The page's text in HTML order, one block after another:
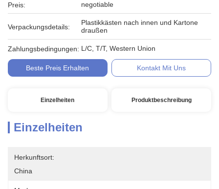
Preis: negotiable
Verpackungsdetails:
Plastikkästen nach innen und Kartone
draußen
Zahlungsbedingungen: L/C, T/T, Western Union
Beste Preis Erhalten Kontakt Mit Uns
Einzelheiten Produktbeschreibung
Einzelheiten
Herkunftsort:
China